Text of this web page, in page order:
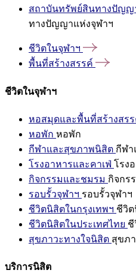
สถาบันทรัพย์สินทางปัญญ
ทางปัญญาแห่งจุฬาฯ
ชีวิตในจุฬาฯ
พื้นที่สร้างสรรค์
ชีวิตในจุฬาฯ
หอสมุดและพื้นที่สร้างสร
หอพัก หอพัก
กีฬาและสุขภาพนิสิต กีฬ
โรงอาหารและคาเฟ่ โรง
กิจกรรมและชมรม กิจกร
รอบรั้วจุฬาฯ รอบรั้วจุฬาฯ
ชีวิตนิสิตในกรุงเทพฯ ชีวิต
ชีวิตนิสิตในประเทศไทย ชี
สุขภาวะทางใจนิสิต สุขภ
บริการนิสิต